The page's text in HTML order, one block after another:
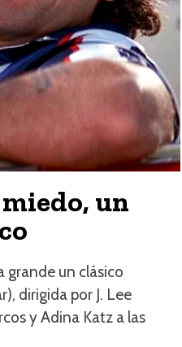
un
grande un clásico
dirigida por J. Lee
y Adina Katz a las